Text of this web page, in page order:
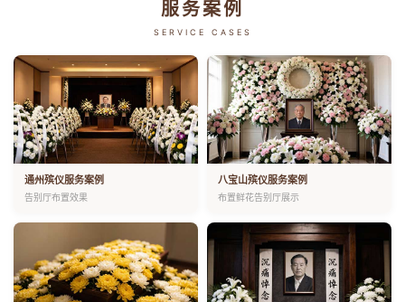
服务案例
SERVICE CASES
通州殡仪服务案例
告别厅布置效果
八宝山殡仪服务案例
布置鲜花告别厅展示